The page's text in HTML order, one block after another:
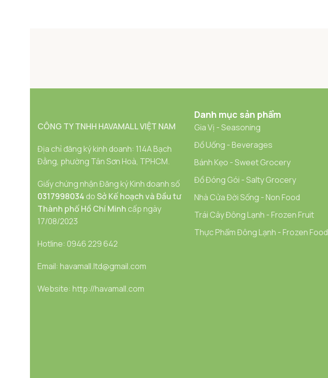
CÔNG TY TNHH HAVAMALL VIỆT NAM
Địa chỉ đăng ký kinh doanh: 114A Bạch
Đằng, phường Tân Sơn Hoà, TPHCM.
Giấy chứng nhận Đăng ký Kinh doanh số
0317998034 doSở Kế hoạch và Đầu tư
Thành phố Hồ Chí Minh cấp ngày
17/08/2023
Hotline: 0946 229 642
Email: havamall.ltd@gmail.com
Website: http://havamall.com
Danh mục sản phẩm
Gia Vị - Seasoning
Đồ Uống - Beverages
Bánh Kẹo - Sweet Grocery
Đồ Đóng Gói - Salty Grocery
Nhà Cửa Đời Sống - Non Food
Trái Cây Đông Lạnh - Frozen Fruit
Thực Phẩm Đông Lạnh - Frozen Food